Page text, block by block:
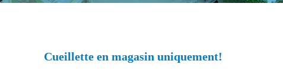
Cueillette en magasin uniquement!